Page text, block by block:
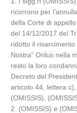
ricorrono per
della Corte di
del 14/12/2017 del
ridotto il
Nostra” Onlus nella
resto la loro
Decreto del
articolo 44, lettera
(OMISSIS),
2. (OMISSIS) e